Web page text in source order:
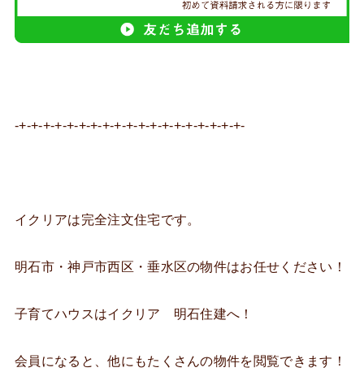
-+-+-+-+-+-+-+-+-+-+-+-+-+-+-+-+-+-+-+-
イクリアは完全注文住宅です。
明石市・神戸市西区・垂水区の物件はお任せください！
子育てハウスはイクリア 明石住建へ！
会員になると、他にもたくさんの物件を閲覧できます！